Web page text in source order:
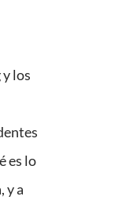
los
es lo
y a